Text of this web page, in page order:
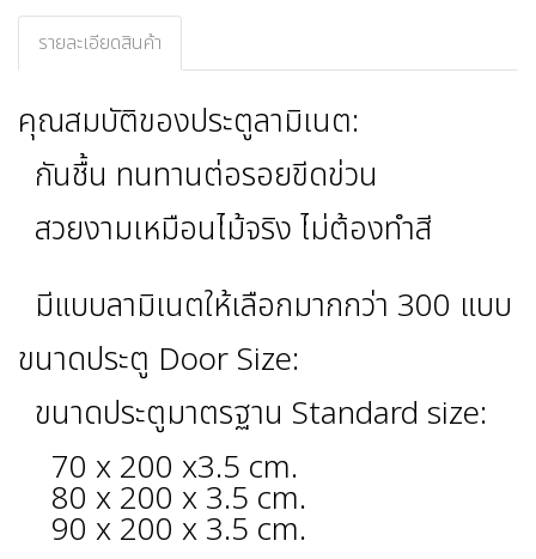
รายละเอียดสินค้า
คุณสมบัติของประตูลามิเนต:
กันชื้น ทนทานต่อรอยขีดข่วน
สวยงามเหมือนไม้จริง ไม่ต้องทำสี
มีแบบลามิเนตให้เลือกมากกว่า 300 แบบ
ขนาดประตู Door Size:
ขนาดประตูมาตรฐาน Standard size:
70 x 200 x3.5 cm.
80 x 200 x 3.5 cm.
90 x 200 x 3.5 cm.